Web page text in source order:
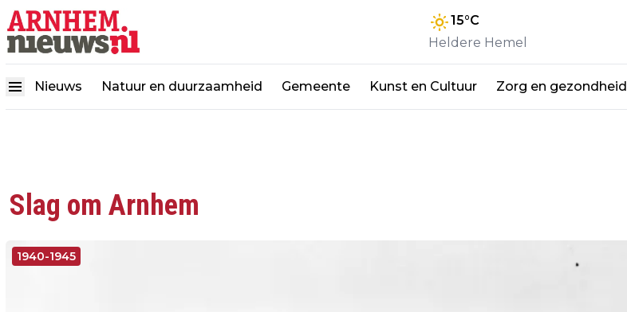
15°C
Heldere Hemel
Nieuws Natuur en duurzaamheid Gemeente Kunst en Cultuur Zorg en gezondheid
Slag om Arnhem
1940-1945